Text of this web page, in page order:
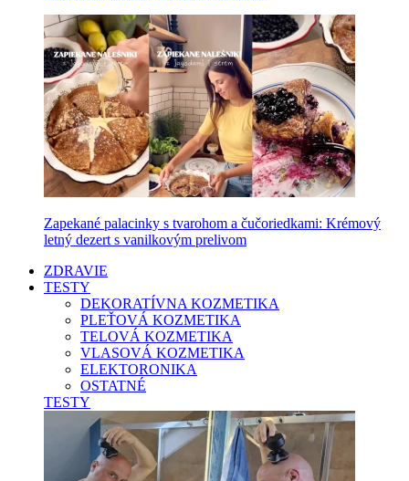
Zapekané palacinky s tvarohom a čučoriedkami: Krémový
letný dezert s vanilkovým prelivom
ZDRAVIE
TESTY
DEKORATÍVNA KOZMETIKA
PLEŤOVÁ KOZMETIKA
TELOVÁ KOZMETIKA
VLASOVÁ KOZMETIKA
ELEKTORONIKA
OSTATNÉ
TESTY